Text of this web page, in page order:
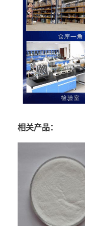
相关产品：